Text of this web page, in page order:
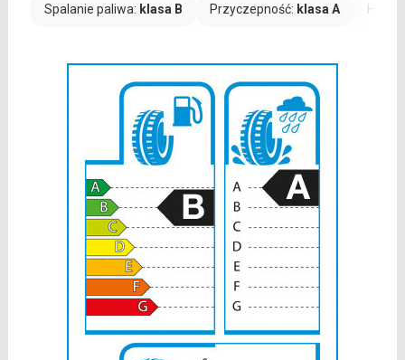
Spalanie paliwa: klasa B Przyczepność: klasa A Hałas: